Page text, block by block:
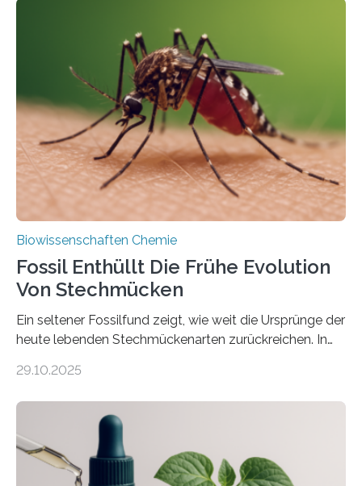
Grünalgen, die vor Hunderten von Millionen Jahren
lebten. Unter den Vorfahren sticht eine Gruppe heraus,
die noch heute in der Natur vorkommt: die
Süßwasseralge Coleochaetophyceae. Einige Arten
dieser Gruppe bilden aus Zellfäden dichte Geflechte
mit scheibenförmiger Gestalt. Was auffällig ist: Die
nächsten…
Biowissenschaften Chemie
Fossil Enthüllt Die Frühe Evolution
Von Stechmücken
Ein seltener Fossilfund zeigt, wie weit die Ursprünge der
heute lebenden Stechmückenarten zurückreichen. In
Forschende die bisher älteste bekannte Stechmücken-
Region Kachin in Myanmar und hat sich in
ausgezeichnetem Zustand erhalten. Es konnte als neue
Art einer neuen Gattung beschrieben werden und trägt
nun den Namen Cretosabethes primaevus. Dieser erste
29.10.2025